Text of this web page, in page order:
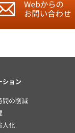
Webからの
お問い合わせ
ション
間の削減
人化